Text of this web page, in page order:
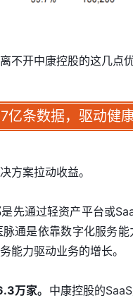
不开中康控股的这几点优
亿条数据，驱动健
方案拉动收益。
先通过轻资产平台或
通是依靠数字化服务
能力驱动业务的增长。
万家。 中康控股的